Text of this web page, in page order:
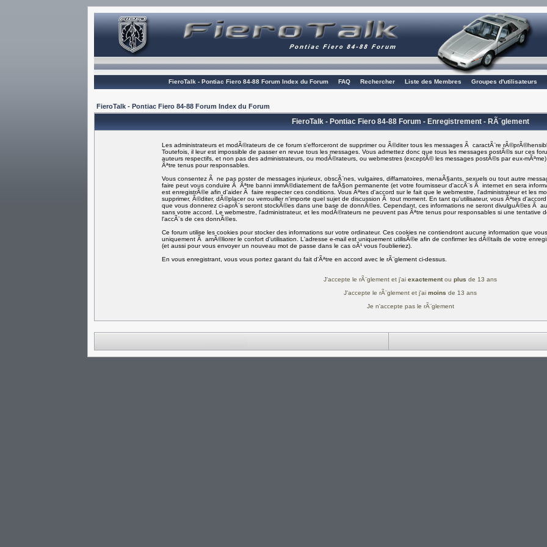
FieroTalk - Pontiac Fiero 84-88 Forum Index du Forum FAQ Rechercher Liste des Membres Groupes d'utilisateurs
FieroTalk - Pontiac Fiero 84-88 Forum Index du Forum
FieroTalk - Pontiac Fiero 84-88 Forum - Enregistrement - RÃ¨glement
Les administrateurs et modÃ©rateurs de ce forum s'efforceront de supprimer ou Ã©diter tous les messages Ã caractÃ¨re
Toutefois, il leur est impossible de passer en revue tous les messages. Vous admettez donc que tous les messages postÃ©s sur ces
auteurs respectifs, et non pas des administrateurs, ou modÃ©rateurs, ou webmestres (exceptÃ© les messages postÃ©s par eux-
Ãªtre tenus pour responsables.
Vous consentez Ã ne pas poster de messages injurieux, obscÃ¨nes, vulgaires, diffamatoires, menaÃ§ants, sexuels ou tout autre
faire peut vous conduire Ã Ãªtre banni immÃ©diatement de faÃ§on permanente (et votre fournisseur d'accÃ¨s Ã internet en sera
est enregistrÃ©e afin d'aider Ã faire respecter ces conditions. Vous Ãªtes d'accord sur le fait que le webmestre, l'administrateur et les
supprimer, Ã©diter, dÃ©placer ou verrouiller n'importe quel sujet de discussion Ã tout moment. En tant qu'utilisateur, vous Ãªtes
que vous donnerez ci-aprÃ¨s seront stockÃ©es dans une base de donnÃ©es. Cependant, ces informations ne seront divulguÃ©es Ã
sans votre accord. Le webmestre, l'administrateur, et les modÃ©rateurs ne peuvent pas Ãªtre tenus pour responsables si une tentative
l'accÃ¨s de ces donnÃ©es.
Ce forum utilise les cookies pour stocker des informations sur votre ordinateur. Ces cookies ne contiendront aucune information que
uniquement Ã amÃ©liorer le confort d'utilisation. L'adresse e-mail est uniquement utilisÃ©e afin de confirmer les dÃ©tails de votre
(et aussi pour vous envoyer un nouveau mot de passe dans le cas oÃ¹ vous l'oublieriez).
En vous enregistrant, vous vous portez garant du fait d'Ãªtre en accord avec le rÃ¨glement ci-dessus.
J'accepte le rÃ¨glement et j'ai exactementou plus de 13 ans
J'accepte le rÃ¨glement et j'ai moins de 13 ans
Je n'accepte pas le rÃ¨glement